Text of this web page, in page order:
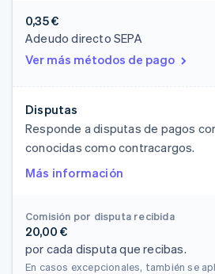
0,35 €
Adeudo directo SEPA
Ver más métodos de pago
Disputas
Responde a disputas de pagos
conocidas como contracargos.
Más información
Comisión por disputa recibida
20,00 €
por cada disputa que recibas.
En casos excepcionales, también se